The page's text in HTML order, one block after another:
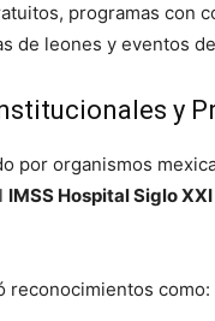
programas con
de leones y eventos
y
por organismos
IMSS Hospital Siglo XXI
reconocimientos como: